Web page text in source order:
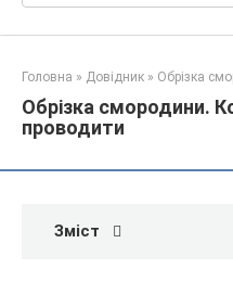
Головна » Довідник » Обрізка
Обрізка смородини.
проводити
Зміст